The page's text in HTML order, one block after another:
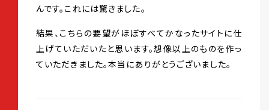
んです。これには驚きました。
結果、こちらの要望がほぼすべてかなったサイトに仕
上げていただいたと思います。想像以上のものを作っ
ていただきました。本当にありがとうございました。